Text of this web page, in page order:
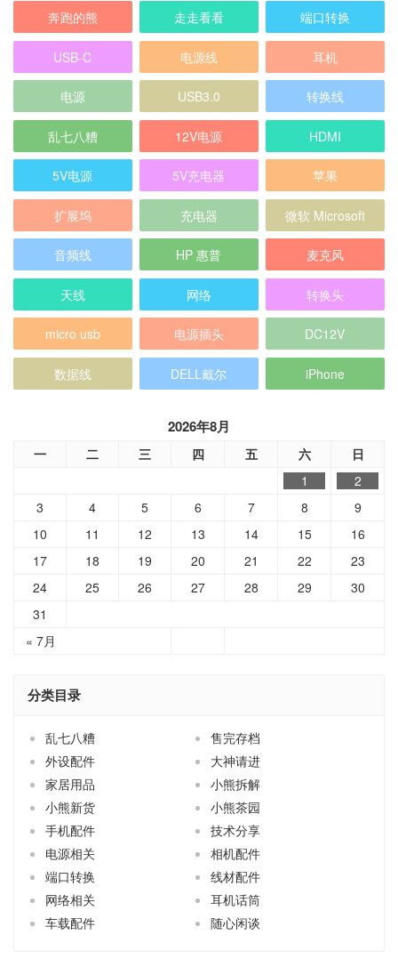
奔跑的熊 走走看看 端口转换
USB-C 电源线 耳机
电源 USB3.0 转换线
乱七八糟 12V电源 HDMI
5V电源 5V充电器 苹果
扩展坞 充电器 微软 Microsoft
音频线 HP 惠普 麦克风
天线 网络 转换头
micro usb 电源插头 DC12V
数据线 DELL戴尔 iPhone
2026年8月
一 二 三 四 五 六 日
« 7月
1
2
3
4 5 6 7 8
9
10
11 12 13 14 15
16
17
18 19 20 21 22
23
24
25 26 27 28 29
30
31
分类目录
乱七八糟
售完存档
外设配件
大神请进
家居用品
小熊拆解
小熊新货
小熊茶园
手机配件
技术分享
电源相关
相机配件
端口转换
线材配件
网络相关
耳机话筒
车载配件
随心闲谈